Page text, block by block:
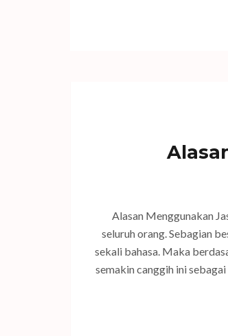
Alasan Menggunakan
seluruh orang. Sebagian
sekali bahasa. Maka
semakin canggih ini